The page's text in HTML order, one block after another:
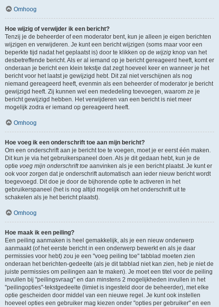
Omhoog
Hoe wijzig of verwijder ik een bericht?
Tenzij je de beheerder of een moderator bent, kun je alleen je eigen berichten
wijzigen en verwijderen. Je kunt een bericht wijzigen (soms maar voor een
beperkte tijd nadat het geplaatst is) door te klikken op de wijzig knop van het
desbetreffende bericht. Als er al iemand op je bericht gereageerd heeft, komt er
onderaan je bericht een klein tekstje dat zegt hoeveel keer en wanneer je het
bericht voor het laatst je gewijzigd hebt. Dit zal niet verschijnen als nog
niemand gereageerd heeft, evenmin als een beheerder of moderator je bericht
gewijzigd heeft. Zij kunnen wel een mededeling toevoegen, waarom ze je
bericht gewijzigd hebben. Het verwijderen van een bericht is niet meer
mogelijk zodra er iemand op gereageerd heeft.
Omhoog
Hoe voeg ik een onderschrift toe aan mijn bericht?
Om een onderschrift aan je bericht toe te voegen, moet je er eerst één maken.
Dit kun je via het gebruikerspaneel doen. Als je dit gedaan hebt, kun je de
optie voeg mijn onderschrift toe aanvinken als je een bericht plaatst. Je kunt er
ook voor zorgen dat je onderschrift automatisch aan ieder nieuw bericht wordt
toegevoegd. Dit doe je door de bijhorende optie te activeren in het
gebruikerspaneel (het is nog altijd mogelijk om het onderschrift uit te
schakelen als je het bericht plaatst).
Omhoog
Hoe maak ik een peiling?
Een peiling aanmaken is heel gemakkelijk, als je een nieuw onderwerp
aanmaakt (of het eerste bericht in een onderwerp bewerkt en als je daar
permissies voor hebt) zou je een "voeg peiling toe" tabblad moeten zien
onderaan het berichten-gedeelte (als je dit tabblad niet kan zien, heb je niet de
juiste permissies om peilingen aan te maken). Je moet een titel voor de peiling
invullen bij "peilingsvraag" en dan minstens 2 mogelijkheden invullen in het
"peilingopties"-tekstgedeelte (limiet is ingesteld door de beheerder), met elke
optie gescheiden door middel van een nieuwe regel. Je kunt ook instellen
hoeveel opties een gebruiker mag kiezen onder "opties per gebruiker" en een